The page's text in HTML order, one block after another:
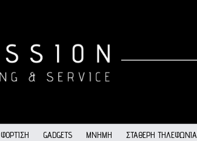
ΦΌΡΤΙΣΗ GADGETS ΜΝΉΜΗ ΣΤΑΘΕΡΉ ΤΗΛΕΦΩΝΊΑ